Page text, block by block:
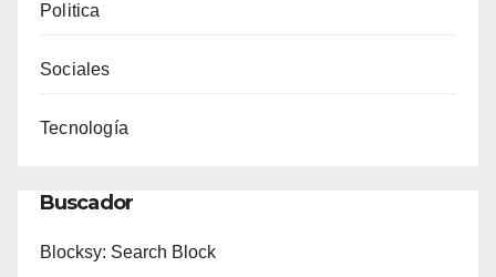
Politica
Sociales
Tecnología
Buscador
Blocksy: Search Block